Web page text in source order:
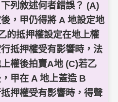
列敘述何者錯誤？ (A)
，甲仍得將 A 地設定地
的抵押權設定在地上權
抵押權受有影響時，法
權後拍賣A地 (C)若乙
甲在 A 地上蓋造 B
押權受有影響時，得聲